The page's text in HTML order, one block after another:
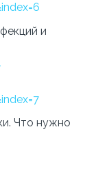
и
Что нужно